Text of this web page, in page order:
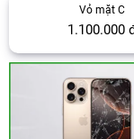
Vỏ mặt C
1.100.000